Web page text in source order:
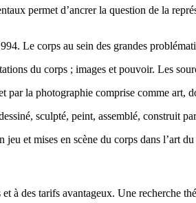
permet d’ancrer la question de la
Le corps au sein des grandes
du corps ; images et pouvoir. Les
par la photographie comprise comme art,
sculpté, peint, assemblé, construit
et mises en scène du corps dans l’art
des tarifs avantageux. Une recherche